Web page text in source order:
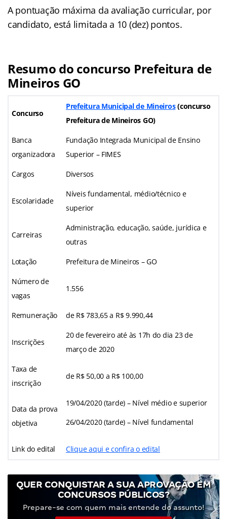
A pontuação máxima da avaliação curricular, por
candidato, está limitada a 10 (dez) pontos.
Resumo do concurso Prefeitura de
Mineiros GO
Concurso
Prefeitura Municipal de Mineiros(concurso
Prefeitura de Mineiros GO)
Banca
organizadora
Fundação Integrada Municipal de Ensino
Superior – FIMES
Cargos Diversos
Escolaridade
Níveis fundamental, médio/técnico e
superior
Carreiras
Administração, educação, saúde, jurídica e
outras
Lotação Prefeitura de Mineiros – GO
Número de
vagas
1.556
Remuneração de R$ 783,65 a R$ 9.990,44
Inscrições
20 de fevereiro até às 17h do dia 23 de
março de 2020
Taxa de
inscrição
de R$ 50,00 a R$ 100,00
Data da prova
objetiva
19/04/2020 (tarde) – Nível médio e superior
26/04/2020 (tarde) – Nível fundamental
Link do edital Clique aqui e confira o edital
QUER CONQUISTAR A SUA APROVAÇÃO EM
CONCURSOS PÚBLICOS?
Prepare-se com quem mais entende do assunto!